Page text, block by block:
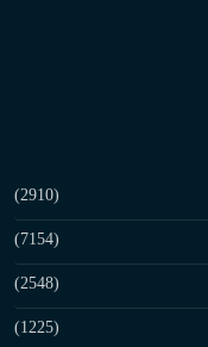
(2910)
(7154)
(2548)
(1225)